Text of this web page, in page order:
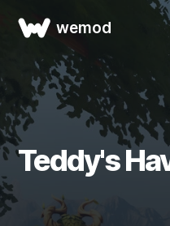
wemod
Teddy's